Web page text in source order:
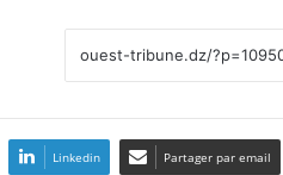
Linkedin Partager par email